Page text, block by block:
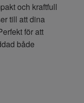
och kraftfull
till att dina
för att
både